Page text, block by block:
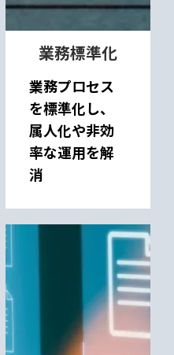
業務標準化
業務プロセス
を標準化し、
属人化や非効
率な運用を解
消